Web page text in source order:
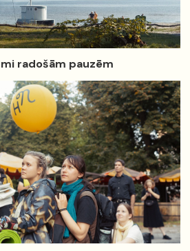
radošām pauzēm